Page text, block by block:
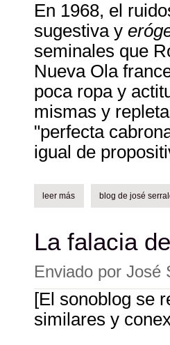
En 1968, el
sugestiva y
seminales que
Nueva Ola
poca ropa y
mismas y
"perfecta
igual de
leer más sobre ¿barbarella puesta
blog de josé
La falacia
Enviado por José
[El sonoblog se
similares y